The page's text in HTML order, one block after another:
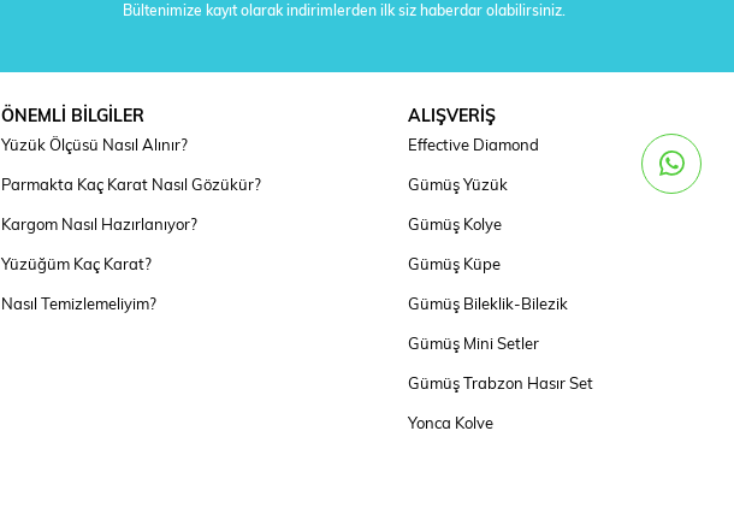
Bültenimize kayıt olarak indirimlerden ilk siz haberdar olabilirsiniz.
ÖNEMLİ BİLGİLER
Yüzük Ölçüsü Nasıl Alınır?
Parmakta Kaç Karat Nasıl Gözükür?
Kargom Nasıl Hazırlanıyor?
Yüzüğüm Kaç Karat?
Nasıl Temizlemeliyim?
ALIŞVERİŞ
Effective Diamond
Gümüş Yüzük
Gümüş Kolye
Gümüş Küpe
Gümüş Bileklik-Bilezik
Gümüş Mini Setler
Gümüş Trabzon Hasır Set
Yonca Kolye